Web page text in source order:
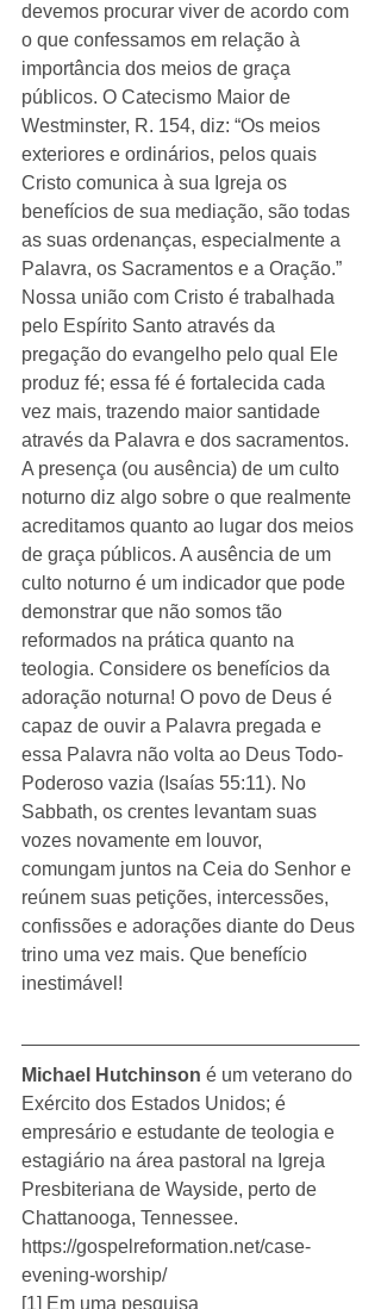
devemos procurar viver de acordo com
o que confessamos em relação à
importância dos meios de graça
públicos. O Catecismo Maior de
Westminster, R. 154, diz: “Os meios
exteriores e ordinários, pelos quais
Cristo comunica à sua Igreja os
benefícios de sua mediação, são todas
as suas ordenanças, especialmente a
Palavra, os Sacramentos e a Oração.”
Nossa união com Cristo é trabalhada
pelo Espírito Santo através da
pregação do evangelho pelo qual Ele
produz fé; essa fé é fortalecida cada
vez mais, trazendo maior santidade
através da Palavra e dos sacramentos.
A presença (ou ausência) de um culto
noturno diz algo sobre o que realmente
acreditamos quanto ao lugar dos meios
de graça públicos. A ausência de um
culto noturno é um indicador que pode
demonstrar que não somos tão
reformados na prática quanto na
teologia. Considere os benefícios da
adoração noturna! O povo de Deus é
capaz de ouvir a Palavra pregada e
essa Palavra não volta ao Deus Todo-
Poderoso vazia (Isaías 55:11). No
Sabbath, os crentes levantam suas
vozes novamente em louvor,
comungam juntos na Ceia do Senhor e
reúnem suas petições, intercessões,
confissões e adorações diante do Deus
trino uma vez mais. Que benefício
inestimável!
Michael Hutchinson é um veterano do
Exército dos Estados Unidos; é
empresário e estudante de teologia e
estagiário na área pastoral na Igreja
Presbiteriana de Wayside, perto de
Chattanooga, Tennessee.
https://gospelreformation.net/case-
evening-worship/
[1] Em uma pesquisa